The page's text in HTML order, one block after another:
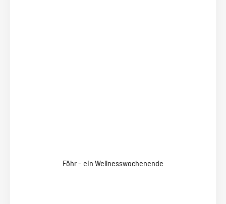
Föhr – ein Wellnesswochenende